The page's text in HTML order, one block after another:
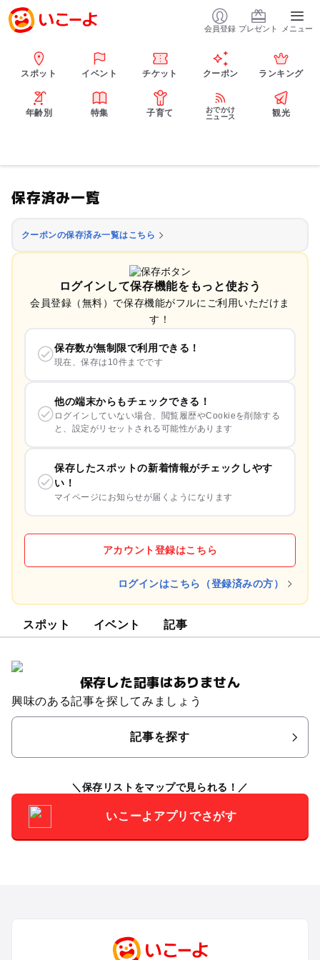
会員登録 プレゼント メニュー
スポット イベント チケット クーポン ランキング
年齢別 特集 子育て
おでかけ
ニュース
観光
保存済み一覧
クーポンの保存済み一覧はこちら
ログインして保存機能をもっと使おう
会員登録（無料）で保存機能がフルにご利用いただけま
す！
保存数が無制限で利用できる！
現在、保存は10件までです
他の端末からもチェックできる！
ログインしていない場合、閲覧履歴やCookieを削除する
と、設定がリセットされる可能性があります
保存したスポットの新着情報がチェックしやす
い！
マイページにお知らせが届くようになります
アカウント登録はこちら
ログインはこちら（登録済みの方）
スポット イベント 記事
保存した記事はありません
興味のある記事を探してみましょう
記事を探す
保存リストをマップで見られる！
いこーよアプリでさがす